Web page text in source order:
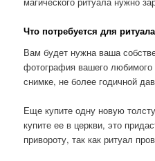
Что потребуется для ритуала
Вам будет нужна ваша
фотография вашего любимого
снимке, не более годичной
Еще купите одну новую
купите ее в церкви, это
привороту, так как ритуал